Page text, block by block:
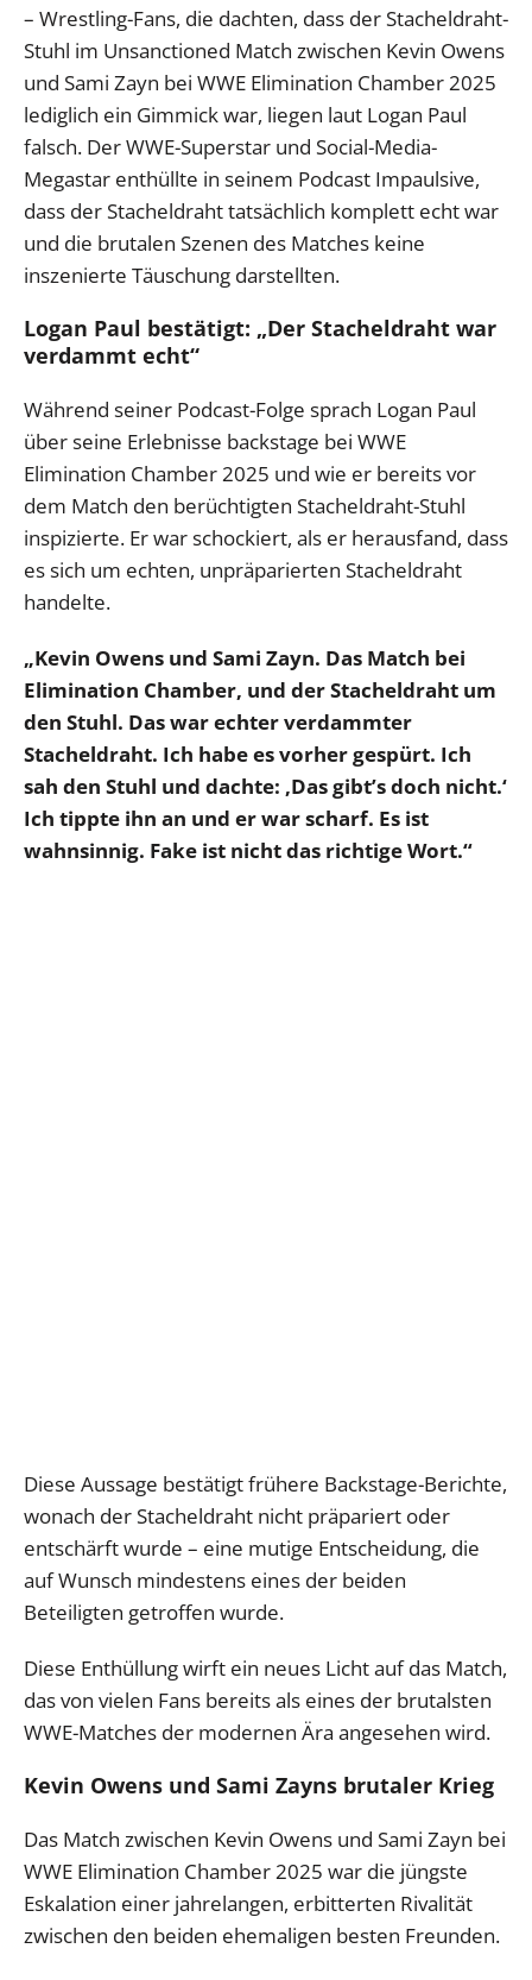
– Wrestling-Fans, die dachten, dass der Stacheldraht-
Stuhl im Unsanctioned Match zwischen Kevin Owens
und Sami Zayn bei WWE Elimination Chamber 2025
lediglich ein Gimmick war, liegen laut Logan Paul
falsch. Der WWE-Superstar und Social-Media-
Megastar enthüllte in seinem Podcast Impaulsive,
dass der Stacheldraht tatsächlich komplett echt war
und die brutalen Szenen des Matches keine
inszenierte Täuschung darstellten.
Logan Paul bestätigt: „Der Stacheldraht war
verdammt echt“
Während seiner Podcast-Folge sprach Logan Paul
über seine Erlebnisse backstage bei WWE
Elimination Chamber 2025 und wie er bereits vor
dem Match den berüchtigten Stacheldraht-Stuhl
inspizierte. Er war schockiert, als er herausfand, dass
es sich um echten, unpräparierten Stacheldraht
handelte.
„Kevin Owens und Sami Zayn. Das Match bei
Elimination Chamber, und der Stacheldraht um
den Stuhl. Das war echter verdammter
Stacheldraht. Ich habe es vorher gespürt. Ich
sah den Stuhl und dachte: ‚Das gibt’s doch nicht.‘
Ich tippte ihn an und er war scharf. Es ist
wahnsinnig. Fake ist nicht das richtige Wort.“
Diese Aussage bestätigt frühere Backstage-Berichte,
wonach der Stacheldraht nicht präpariert oder
entschärft wurde – eine mutige Entscheidung, die
auf Wunsch mindestens eines der beiden
Beteiligten getroffen wurde.
Diese Enthüllung wirft ein neues Licht auf das Match,
das von vielen Fans bereits als eines der brutalsten
WWE-Matches der modernen Ära angesehen wird.
Kevin Owens und Sami Zayns brutaler Krieg
Das Match zwischen Kevin Owens und Sami Zayn bei
WWE Elimination Chamber 2025 war die jüngste
Eskalation einer jahrelangen, erbitterten Rivalität
zwischen den beiden ehemaligen besten Freunden.